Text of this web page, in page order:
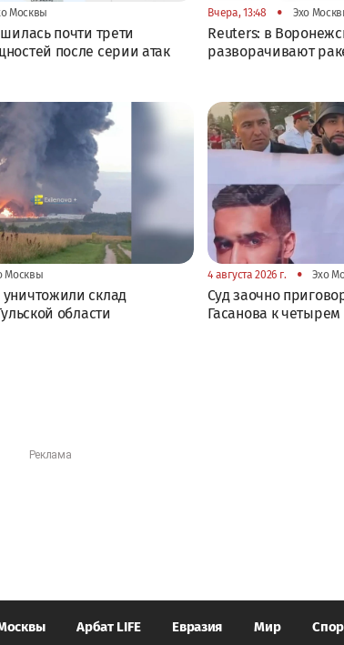
Москвы
почти трети
после серии атак
Вчера, 13:48 • Эхо
Reuters: в
разворачивают
Москвы
уничтожили склад
области
4 августа 2026 г. • Эхо
Суд заочно
Гасанова к
Арбат LIFE Евразия Мир